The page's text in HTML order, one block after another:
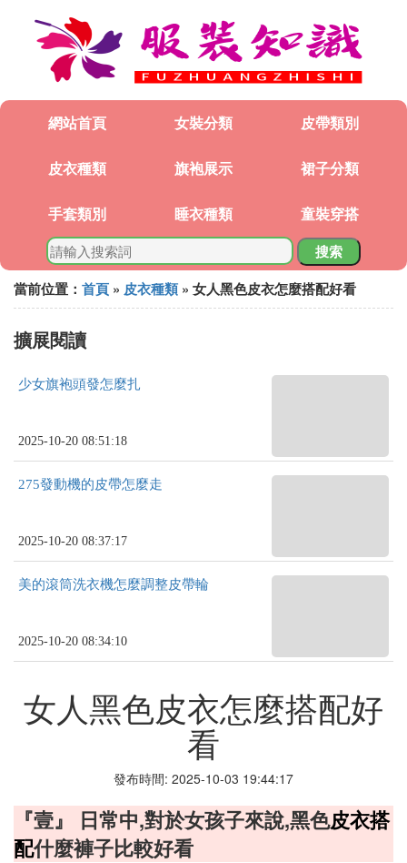
網站首頁 女裝分類 皮帶類別
皮衣種類 旗袍展示 裙子分類
手套類別 睡衣種類 童裝穿搭
搜索
當前位置： 首頁 » 皮衣種類 » 女人黑色皮衣怎麼搭配好看
擴展閱讀
少女旗袍頭發怎麼扎
2025-10-20 08:51:18
275發動機的皮帶怎麼走
2025-10-20 08:37:17
美的滾筒洗衣機怎麼調整皮帶輪
2025-10-20 08:34:10
女人黑色皮衣怎麼搭配好
看
發布時間: 2025-10-03 19:44:17
『壹』 日常中,對於女孩子來說,黑色皮衣搭
配什麼褲子比較好看